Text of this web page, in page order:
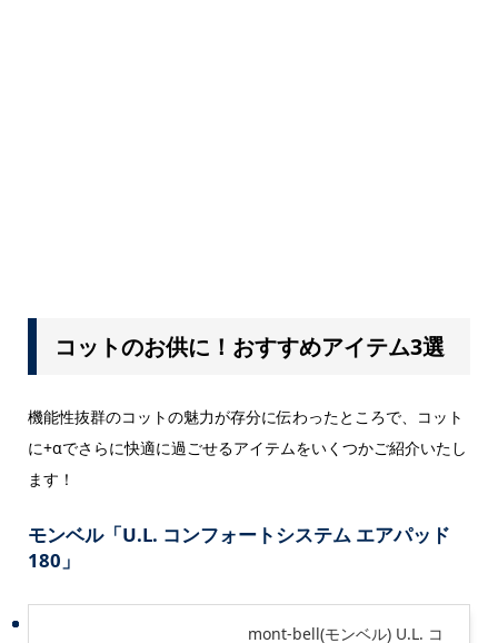
コットのお供に！おすすめアイテム3選
機能性抜群のコットの魅力が存分に伝わったところで、コット
に+αでさらに快適に過ごせるアイテムをいくつかご紹介いたし
ます！
モンベル「U.L. コンフォートシステム エアパッド
180」
mont-bell(モンベル) U.L. コ